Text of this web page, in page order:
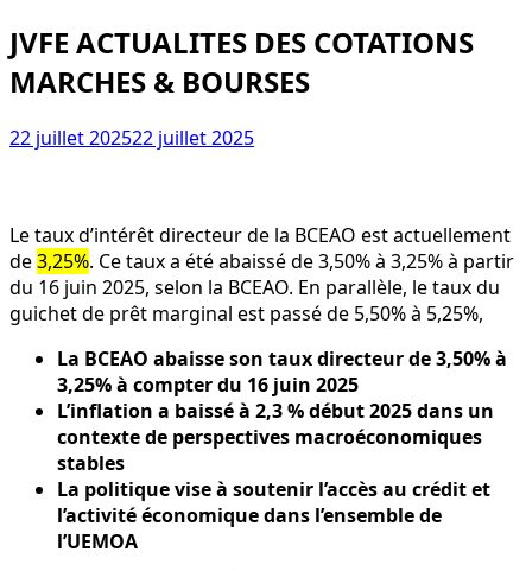
JVFE ACTUALITES DES COTATIONS
MARCHES & BOURSES
22 juillet 202522 juillet 2025
Le taux d’intérêt directeur de la BCEAO est actuellement
de3,25%. Ce taux a été abaissé de 3,50% à 3,25% à partir
du 16 juin 2025, selon la BCEAO. En parallèle, le taux du
guichet de prêt marginal est passé de 5,50% à 5,25%,
La BCEAO abaisse son taux directeur de 3,50% à
3,25% à compter du 16 juin 2025
L’inflation a baissé à 2,3 % début 2025 dans un
contexte de perspectives macroéconomiques
stables
La politique vise à soutenir l’accès au crédit et
l’activité économique dans l’ensemble de
l’UEMOA